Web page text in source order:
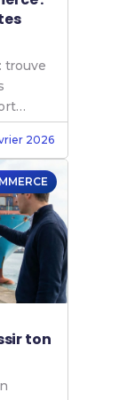
trouve
2026
ton